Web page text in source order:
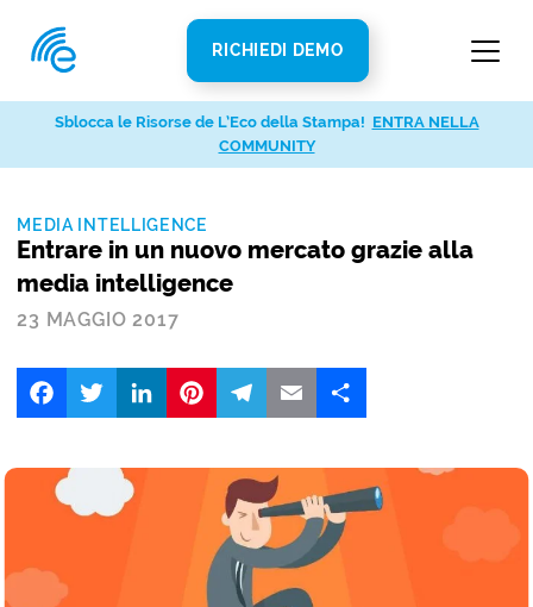
RICHIEDI DEMO
MEDIA INTELLIGENCE
Entrare in un nuovo mercato grazie alla
media intelligence
23 MAGGIO 2017
FacebookTwitter LinkedIn
Sblocca le Risorse de L’Eco della Stampa! ENTRA NELLA
COMMUNITY